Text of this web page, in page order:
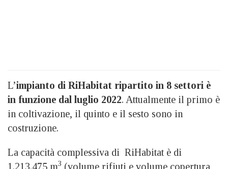
L’impianto di RiHabitat ripartito in 8 settori è
in funzione dal luglio 2022. Attualmente il primo è
in coltivazione, il quinto e il sesto sono in
costruzione.
La capacità complessiva di RiHabitat è di
1.213.475 m3 (volume rifiuti e volume copertura